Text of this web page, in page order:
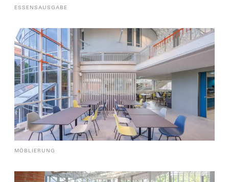
ESSENSAUSGABE
MÖBLIERUNG